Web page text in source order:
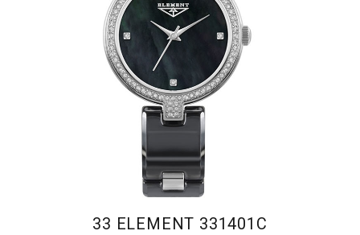
33 ELEMENT 331401C